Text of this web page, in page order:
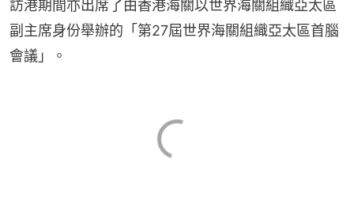
訪港期間亦出席了由香港海關以世界海關組織亞太區
副主席身份舉辦的「第27屆世界海關組織亞太區首腦
會議」。